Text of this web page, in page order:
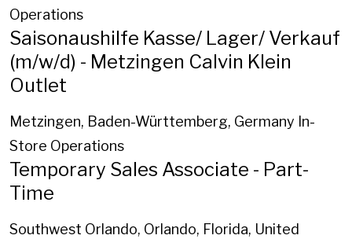
Operations
Saisonaushilfe Kasse/ Lager/ Verkauf
(m/w/d) - Metzingen Calvin Klein
Outlet
Metzingen, Baden-Württemberg, Germany In-
Store Operations
Temporary Sales Associate - Part-
Time
Southwest Orlando, Orlando, Florida, United